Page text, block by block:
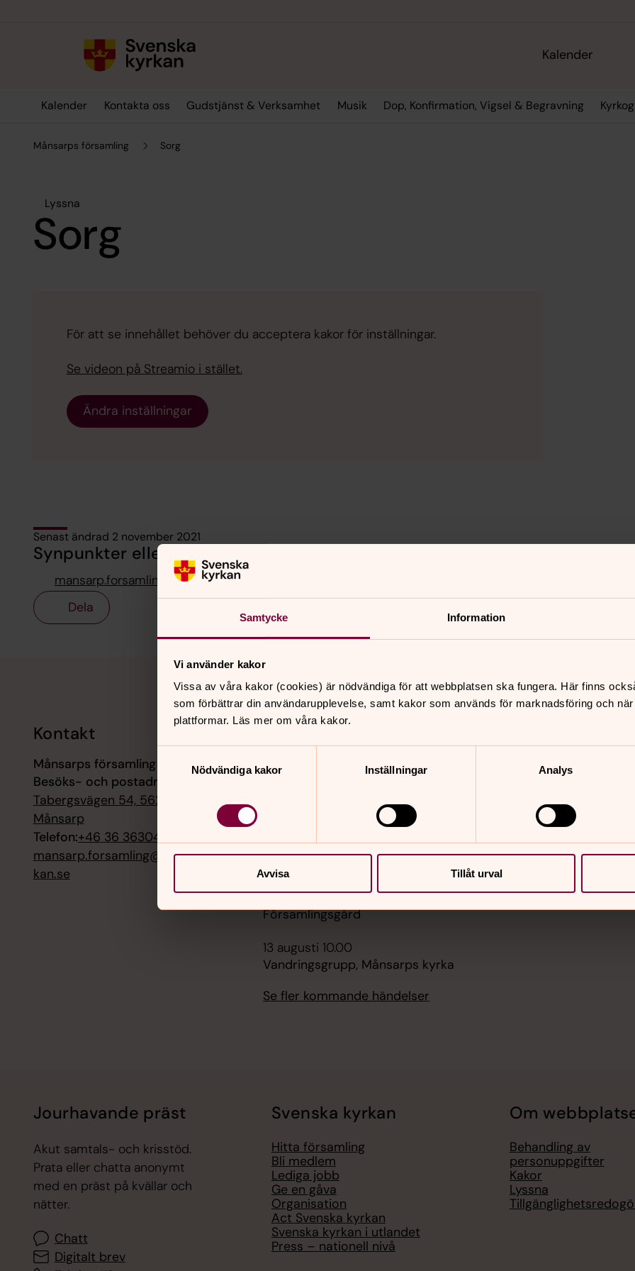
Samtycke Information
Vi använder kakor
Vissa av våra kakor (cookies) är nödvändiga för att webbplatsen ska fungera. Här finns
som förbättrar din användarupplevelse, samt kakor som används för marknadsföring och
plattformar. Läs mer om våra kakor.
Nödvändiga kakor
Inställningar Analys
Avvisa Tillåt urval
Kalender
Kalender Kontakta oss Gudstjänst & Verksamhet Musik Dop, Konfirmation, Vigsel & Begravning
Månsarps församling Sorg
Lyssna
Sorg
För att se innehållet behöver du acceptera kakor för inställningar.
Se videon på Streamio i stället.
Ändra inställningar
Senast ändrad 2 november 2021
Synpunkter eller frågor på sidans innehåll?
mansarp.forsamling@svenskakyrkan.se
Dela
Kontakt
Månsarps församling
Besöks- och postadress:
Tabergsvägen 54, 56250
Månsarp
Telefon:+46 36 363040
mansarp.forsamling@svenskakyr
kan.se
9 augusti 10.00
Musik i sommarkväll, Winald
Kvartett, Månsarps kyrka
12 augusti 12.00
Lunchbön, Månsarps
Församlingsgård
13 augusti 10.00
Vandringsgrupp, Månsarps kyrka
Se fler kommande händelser
Behandling av
Jourhavande präst
Akut samtals- och krisstöd.
Prata eller chatta anonymt
med en präst på kvällar och
nätter.
Chatt
Digitalt brev
Svenska kyrkan
Hitta församling
Bli medlem
Lediga jobb
Ge en gåva
Organisation
Act Svenska kyrkan
Svenska kyrkan i utlandet
Press – nationell nivå
Om
Behandling av
personuppgifter
Kakor
Lyssna